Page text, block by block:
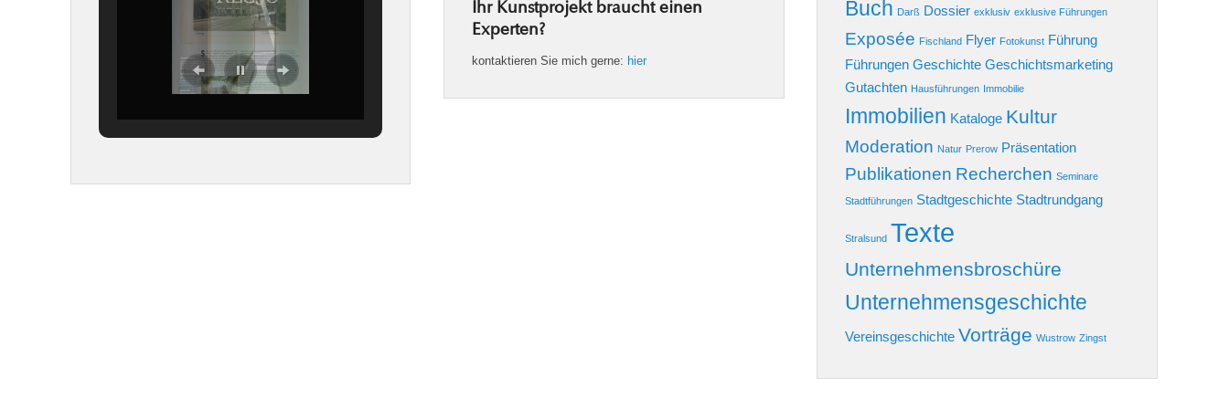
Ihr Kunstprojekt braucht einen
Experten?
kontaktieren Sie mich gerne: hier
Buch Darß Dossier exklusiv exklusive Führungen
Exposée Fischland Flyer Fotokunst Führung
Führungen Geschichte Geschichtsmarketing
Gutachten Hausführungen Immobilie
Immobilien Kataloge Kultur
Moderation Natur Prerow Präsentation
Publikationen Recherchen Seminare
Stadtführungen Stadtgeschichte Stadtrundgang
Stralsund Texte
Unternehmensbroschüre
Unternehmensgeschichte
Vereinsgeschichte Vorträge Wustrow Zingst